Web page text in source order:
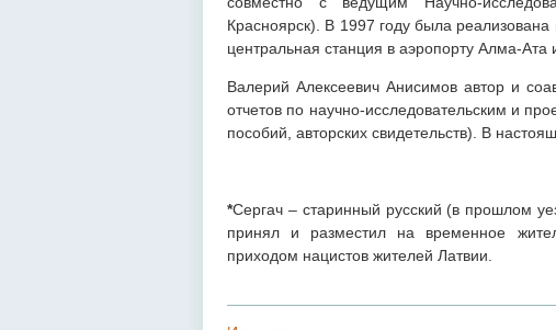
Красноярск). В 1997 году была
центральная станция в аэропорту Алма-
Валерий Алексеевич Анисимов автор и
отчетов по научно-исследовательским и
пособий, авторских свидетельств). В
*Сергач – старинный русский (в прошлом
принял и разместил на временное
приходом нацистов жителей Латвии.